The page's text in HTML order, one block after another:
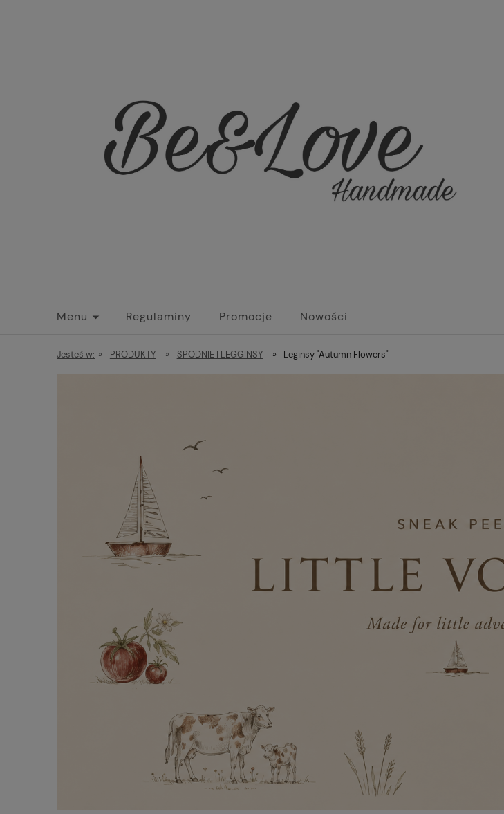
Menu Regulaminy Promocje Nowości
Jesteś w: » PRODUKTY » SPODNIE I LEGGINSY » Leginsy "Autumn Flowers"